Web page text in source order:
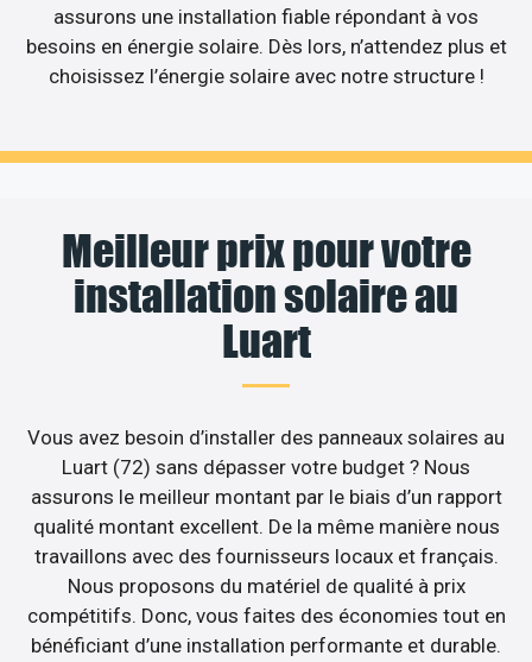
assurons une installation fiable répondant à vos
besoins en énergie solaire. Dès lors, n’attendez plus et
choisissez l’énergie solaire avec notre structure !
Meilleur prix pour votre
installation solaire au
Luart
Vous avez besoin d’installer des panneaux solaires au
Luart (72) sans dépasser votre budget ? Nous
assurons le meilleur montant par le biais d’un rapport
qualité montant excellent. De la même manière nous
travaillons avec des fournisseurs locaux et français.
Nous proposons du matériel de qualité à prix
compétitifs. Donc, vous faites des économies tout en
bénéficiant d’une installation performante et durable.